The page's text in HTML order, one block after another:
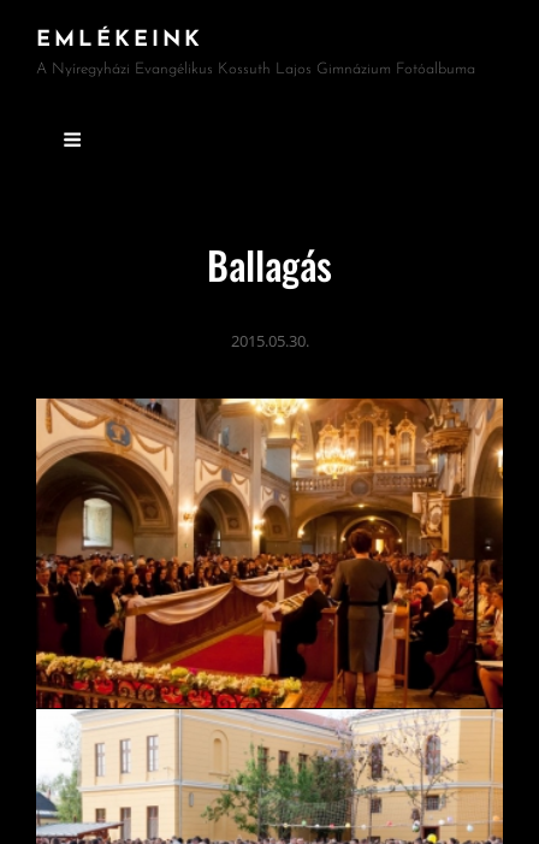
EMLÉKEINK
A Nyíregyházi Evangélikus Kossuth Lajos Gimnázium Fotóalbuma
Ballagás
2015.05.30.